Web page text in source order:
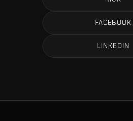
FACEBOOK
LINKEDIN